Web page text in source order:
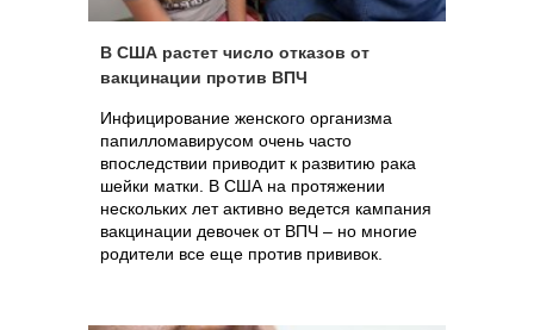
В США растет число отказов от
вакцинации против ВПЧ
Инфицирование женского организма
папилломавирусом очень часто
впоследствии приводит к развитию рака
шейки матки. В США на протяжении
нескольких лет активно ведется кампания
вакцинации девочек от ВПЧ – но многие
родители все еще против прививок.